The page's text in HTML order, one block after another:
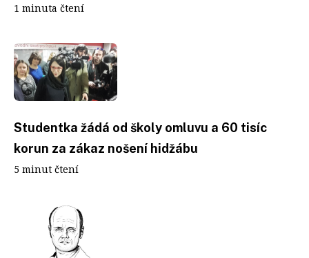
1 minuta čtení
Studentka žádá od školy omluvu a 60 tisíc
korun za zákaz nošení hidžábu
5 minut čtení